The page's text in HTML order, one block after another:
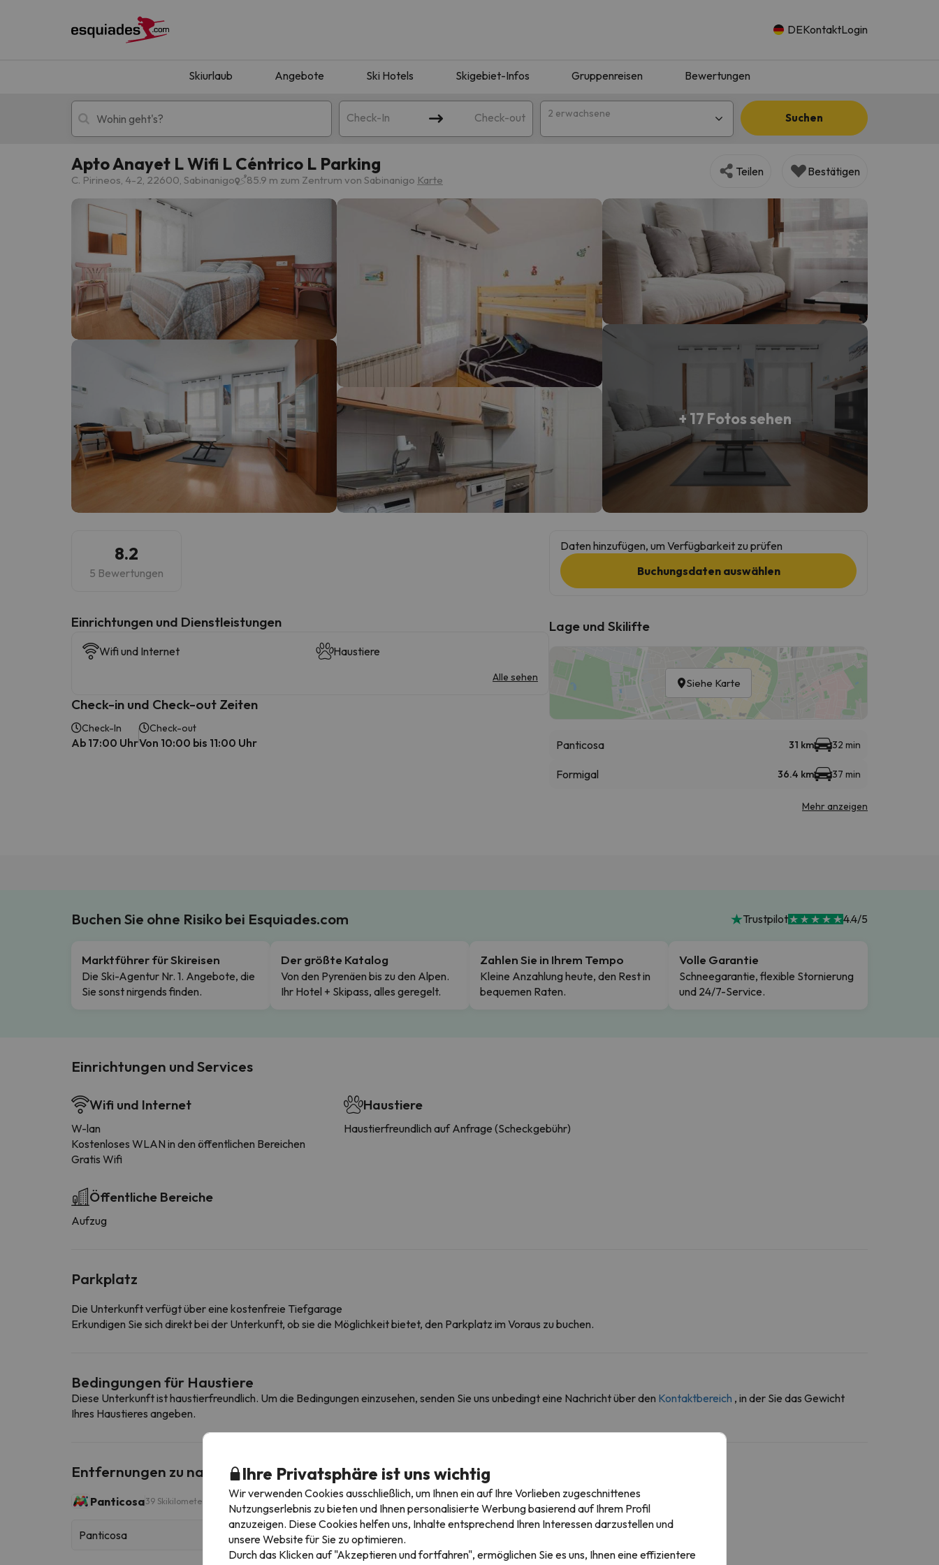
DEKontaktLogin
Skiurlaub Angebote Ski Hotels Skigebiet-Infos Gruppenreisen Bewertungen
Check-In Check-out 2 erwachsene Suchen
Skiurlaub Berghotels
Oops, wir haben keine Ergebnisse gefunden, die Ihrer Suche entsprechen. Versuchen Sie, das Ziel zu ändern.
Es sieht so aus, als hätte sich unser Sucher verirrt. Sobald er seinen Kompass gefunden hat, wird er zurück sein.
Apto Anayet L Wifi L Céntrico L Parking
C. Pirineos, 4-2, 22600, Sabinanigo 85.9 m zum Zentrum von Sabinanigo Karte
Teilen Bestätigen
+ 17 Fotos sehen
8.2
5 Bewertungen
​Einrichtungen und Dienstleistungen
Wifi und Internet Haustiere
Alle sehen
Check-in und Check-out Zeiten
Check-In
Ab 17:00 Uhr
Check-out
Von 10:00 bis 11:00 Uhr
Daten hinzufügen, um Verfügbarkeit zu prüfen
Buchungsdaten auswählen
Lage und Skilifte
Siehe Karte
Panticosa 31 km 32 min
Formigal 36.4 km 37 min
Mehr anzeigen
Buchen Sie ohne Risiko bei Esquiades.com Trustpilot 4.4/5
Marktführer für Skireisen
Die Ski-Agentur Nr. 1. Angebote, die
Sie sonst nirgends finden.
Der größte Katalog
Von den Pyrenäen bis zu den Alpen.
Ihr Hotel + Skipass, alles geregelt.
Zahlen Sie in Ihrem Tempo
Kleine Anzahlung heute, den Rest in
bequemen Raten.
Volle Garantie
Schneegarantie, flexible Stornierung
und 24/7-Service.
Einrichtungen und Services
Wifi und Internet
W-lan
Kostenloses WLAN in den öffentlichen Bereichen
Gratis Wifi
Öffentliche Bereiche
Aufzug
Haustiere
Haustierfreundlich auf Anfrage (Scheckgebühr)
Parkplatz
Die Unterkunft verfügt über eine kostenfreie Tiefgarage
Erkundigen Sie sich direkt bei der Unterkunft, ob sie die Möglichkeit bietet, den Parkplatz im Voraus zu buchen.
Bedingungen für Haustiere
Diese Unterkunft ist haustierfreundlich. Um die Bedingungen einzusehen, senden Sie uns unbedingt eine Nachricht über den Kontaktbereich , in der Sie das Gewicht
Ihres Haustieres angeben.
Entfernungen zu nahe gelegenen Skigebieten
Panticosa39 Skikilometer
Panticosa 31 km
Ihre Privatsphäre ist uns wichtig
Wir verwenden Cookies ausschließlich, um Ihnen ein auf Ihre Vorlieben zugeschnittenes
Nutzungserlebnis zu bieten und Ihnen personalisierte Werbung basierend auf Ihrem Profil
anzuzeigen. Diese Cookies helfen uns, Inhalte entsprechend Ihren Interessen darzustellen und
unsere Website für Sie zu optimieren.
Durch das Klicken auf "Akzeptieren und fortfahren", ermöglichen Sie es uns, Ihnen eine effizientere